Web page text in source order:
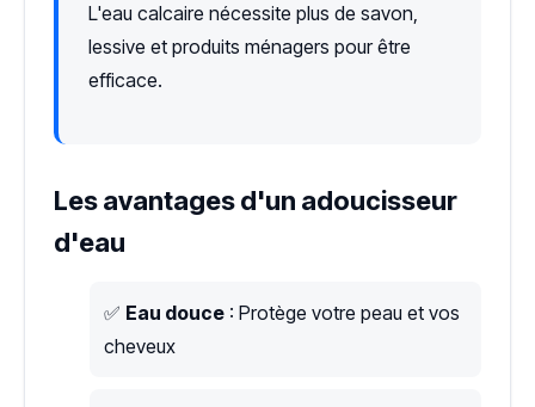
L'eau calcaire nécessite plus de savon,
lessive et produits ménagers pour être
efficace.
Les avantages d'un adoucisseur
d'eau
✅ Eau douce : Protège votre peau et vos
cheveux